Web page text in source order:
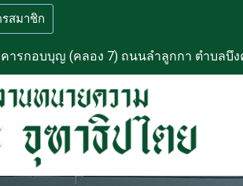
สมาชิก
ารกอบบุญ (คลอง 7) ถนนลำลูกกา ตำบลบึง